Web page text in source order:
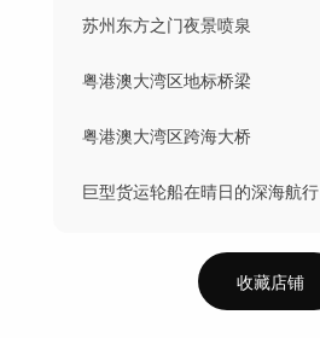
苏州东方之门夜景喷泉
粤港澳大湾区地标桥梁
粤港澳大湾区跨海大桥
巨型货运轮船在晴日的深海航行
收藏店铺